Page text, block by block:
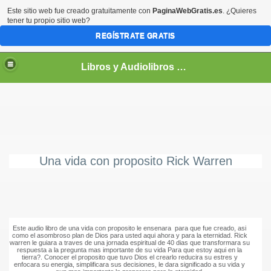
Libros y Audiolibros Para emprendedores
Una vida con proposito Rick Warren
Este audio libro de una vida con proposito le ensenara para que fue creado, asi
como el asombroso plan de Dios para usted aqui ahora y para la eternidad. Rick
warren le guiara a traves de una jornada espiritual de 40 dias que transformara su
respuesta a la pregunta mas importante de su vida Para que estoy aqui en la
tierra?. Conocer el proposito que tuvo Dios el crearlo reducira su estres y
enfocara su energia, simplificara sus decisiones, le dara significado a su vida y
Este sitio web fue creado gratuitamente con PaginaWebGratis.es. ¿Quieres
tener tu propio sitio web?
REGÍSTRATE GRATIS